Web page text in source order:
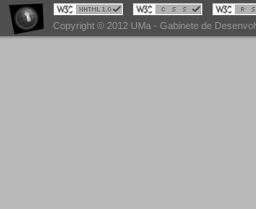
Copyright © 2012 UMa - Gabinete de